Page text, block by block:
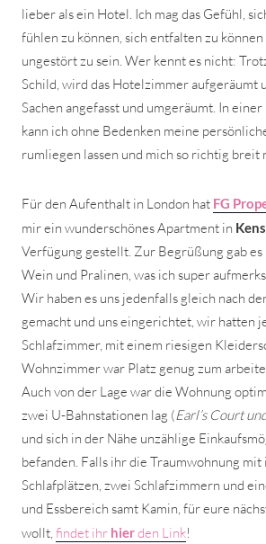
lieber als ein Hotel. Ich mag das Gefühl,
fühlen zu können, sich entfalten zu
ungestört zu sein. Wer kennt es nicht:
Schild, wird das Hotelzimmer aufgeräumt
Sachen angefasst und umgeräumt. In
kann ich ohne Bedenken meine
rumliegen lassen und mich so richtig breit
Für den Aufenthalt in London hat FG
mir ein wunderschönes Apartment in
Verfügung gestellt. Zur Begrüßung gab es
Wein und Pralinen, was ich super
Wir haben es uns jedenfalls gleich nach
gemacht und uns eingerichtet, wir hatten
Schlafzimmer, mit einem riesigen
Wohnzimmer war Platz genug zum
Auch von der Lage war die Wohnung
zwei U-Bahnstationen lag (Earl’s Court
und sich in der Nähe unzählige
befanden. Falls ihr die Traumwohnung mit
Schlafplätzen, zwei Schlafzimmern und
und Essbereich samt Kamin, für eure
wollt, findet ihr hierden Link!